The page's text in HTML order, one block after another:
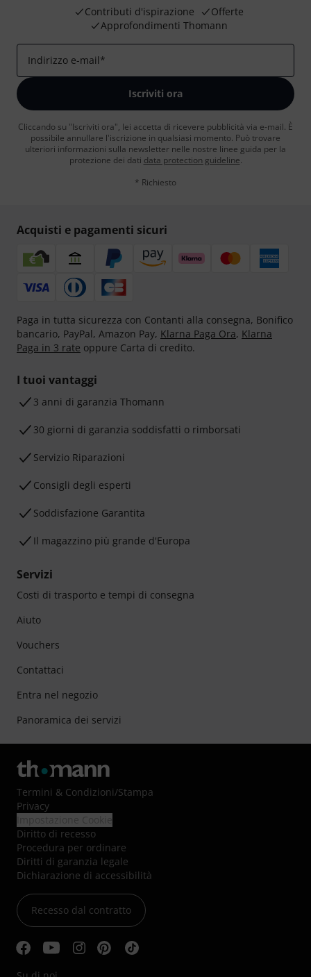
Contributi d'ispirazione
Offerte
Approfondimenti Thomann
Indirizzo e-mail*
Iscriviti ora
Cliccando su "Iscriviti ora", lei accetta di ricevere pubblicità via e-mail. È
possibile annullare l'iscrizione in qualsiasi momento. Può trovare
ulteriori informazioni sulla newsletter nelle nostre linee guida per la
protezione dei dati data protection guideline.
* Richiesto
Acquisti e pagamenti sicuri
Paga in tutta sicurezza con Contanti alla consegna, Bonifico
bancario, PayPal, Amazon Pay, Klarna Paga Ora, Klarna
Paga in 3 rate oppure Carta di credito.
I tuoi vantaggi
3 anni di garanzia Thomann
30 giorni di garanzia soddisfatti o rimborsati
Servizio Riparazioni
Consigli degli esperti
Soddisfazione Garantita
Il magazzino più grande d'Europa
Servizi
Costi di trasporto e tempi di consegna
Aiuto
Vouchers
Contattaci
Entra nel negozio
Panoramica dei servizi
Termini & Condizioni/Stampa
Privacy
Diritto di recesso
Procedura per ordinare
Diritti di garanzia legale
Dichiarazione di accessibilità
Recesso dal contratto